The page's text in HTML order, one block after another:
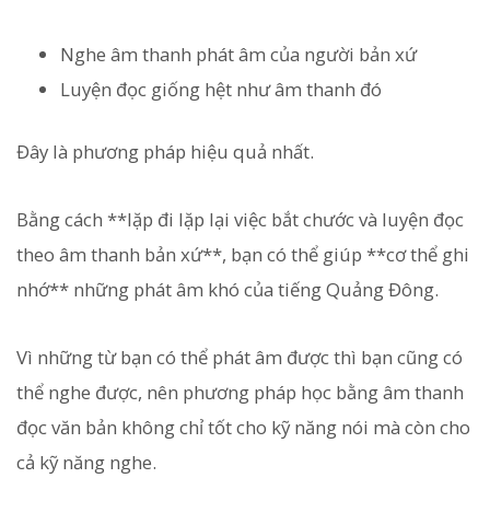
Nghe âm thanh phát âm của người bản xứ
Luyện đọc giống hệt như âm thanh đó
Đây là phương pháp hiệu quả nhất.
Bằng cách **lặp đi lặp lại việc bắt chước và luyện đọc
theo âm thanh bản xứ**, bạn có thể giúp **cơ thể ghi
nhớ** những phát âm khó của tiếng Quảng Đông.
Vì những từ bạn có thể phát âm được thì bạn cũng có
thể nghe được, nên phương pháp học bằng âm thanh
đọc văn bản không chỉ tốt cho kỹ năng nói mà còn cho
cả kỹ năng nghe.